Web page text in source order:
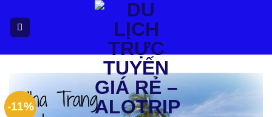
qua
nội
dung
-11%